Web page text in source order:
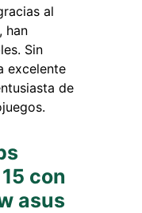
al
, han
Sin
excelente
de
con
asus